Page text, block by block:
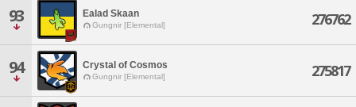
93 Ealad Skaan
Gungnir [Elemental] 276762
94 Crystal of Cosmos
Gungnir [Elemental] 275817